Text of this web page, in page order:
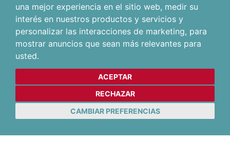
una mejor experiencia en el sitio web, medir su
interés en nuestros productos y servicios y
personalizar las interacciones de marketing, para
mostrar anuncios que sean más relevantes para
usted.
ACEPTAR
RECHAZAR
CAMBIAR PREFERENCIAS